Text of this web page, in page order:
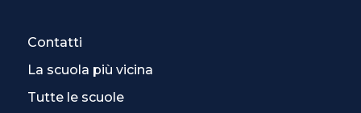
Contatti
La scuola più vicina
Tutte le scuole